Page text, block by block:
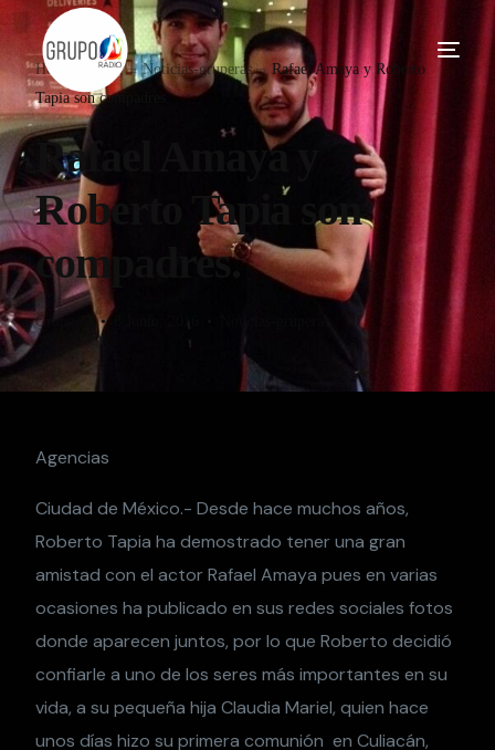
Home Blog Noticias-gruperas
Rafael Amaya y Roberto
Tapia son compadres.
Rafael Amaya y
Roberto Tapia son
compadres.
Grupo M
Agencias
Ciudad de México.- Desde hace muchos años,
Roberto Tapia ha demostrado tener una gran
amistad con el actor Rafael Amaya pues en varias
ocasiones ha publicado en sus redes sociales fotos
donde aparecen juntos, por lo que Roberto decidió
confiarle a uno de los seres más importantes en su
vida, a su pequeña hija Claudia Mariel, quien hace
unos días hizo su primera comunión en Culiacán,